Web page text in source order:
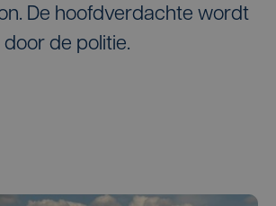
De hoofdverdachte wordt
de politie.